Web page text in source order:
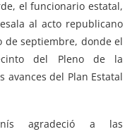
el funcionario estatal,
al acto republicano
septiembre, donde el
del Pleno de la
avances del Plan Estatal
agradeció a las